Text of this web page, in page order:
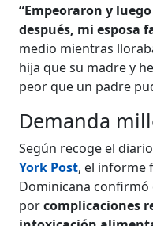
“Empeoraron y
después, mi esposa
medio mientras
hija que su madre y
peor que un padre
Demanda
Según recoge el
York Post, el informe
Dominicana confirmó
porcomplicaciones